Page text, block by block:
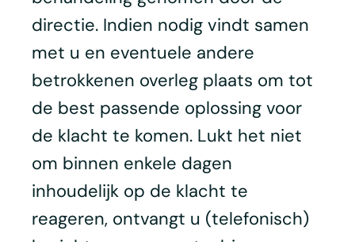
directie. Indien nodig vindt samen
met u en eventuele andere
betrokkenen overleg plaats om tot
de best passende oplossing voor
de klacht te komen. Lukt het niet
om binnen enkele dagen
inhoudelijk op de klacht te
reageren, ontvangt u (telefonisch)